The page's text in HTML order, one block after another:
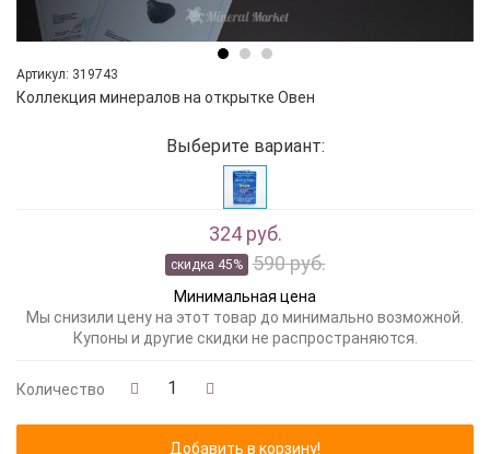
Артикул: 319743
Коллекция минералов на открытке Овен
Выберите вариант:
324 руб.
скидка 45% 590 руб.
Минимальная цена
Мы снизили цену на этот товар до минимально возможной.
Купоны и другие скидки не распространяются.
Количество